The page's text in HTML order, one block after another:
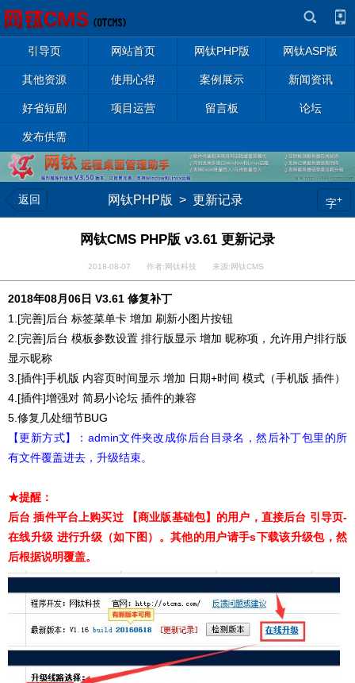
引导页 网站首页 网钛PHP版 网钛ASP版
其他资源 使用心得 案例展示 新闻资讯
好省短剧 项目运营 留言板 论坛
发布供需
返回 网钛PHP版 > 更新记录 字+
网钛CMS PHP版 v3.61 更新记录
2018-08-07 作者:网钛科技 来源:网钛CMS
2018年08月06日 V3.61 修复补丁
1.[完善]后台 标签菜单卡 增加 刷新小图片按钮
2.[完善]后台 模板参数设置 排行版显示 增加 昵称项，允许用户排行版
显示昵称
3.[插件]手机版 内容页时间显示 增加 日期+时间 模式（手机版 插件）
4.[插件]增强对 简易小论坛 插件的兼容
5.修复几处细节BUG
【更新方式】：admin文件夹改成你后台目录名，然后补丁包里的所
有文件覆盖进去，升级结束。
★提醒：
后台 插件平台上购买过 【商业版基础包】的用户，直接后台 引导页-
在线升级 进行升级（如下图）。其他的用户请手s下载该升级包，然
后根据说明覆盖。